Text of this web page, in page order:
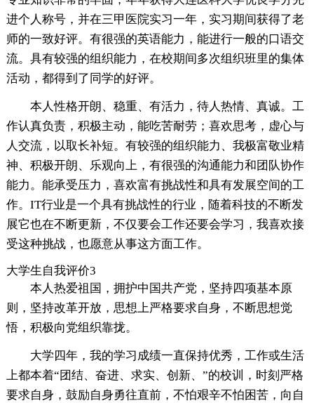
进个人称号，并在三甲医院实习一年，实习期间获得了老
师的一致好评。有很强的英语能力，能进行一般的口语交
流。具有较强的组织能力，在校期间多次组织班里的集体
活动，都得到了同学的好评。
本人性格开朗、稳重、有活力，待人热情、真诚。工
作认真负责，积极主动，能吃苦耐劳；喜欢思考，虚心与
人交流，以取长补短。有较强的组织能力、我极富敬业精
神、积极开朗、乐观向上，有很强的沟通能力和团队协作
能力。能承受压力，喜欢富有挑战性和具有发展空间的工
作。IT行业是一个具有挑战性的行业，随着科技的不断发
展它也在不断更新，不仅要会工作还要会学习，我喜欢接
受这种挑战，也愿意从事这方面工作。
大学生自我评价3
本人热爱祖国，拥护中国共产党，坚持四项基本原
则，坚持改革开放，思想上严格要求自身，不断思想觉
悟，积极向党组织靠拢。
大学四年，我的学习成绩一直保持优秀，工作或生活
上都本着“团结、奋进、求实、创新、”的校训，时刻严格
要求自身，鼓励自身勇往直前，不怕艰辛不怕困苦，向自